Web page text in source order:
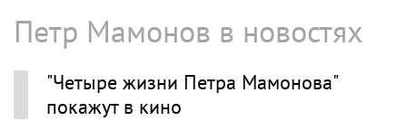
Петр Мамонов в новостях
"Четыре жизни Петра Мамонова"
покажут в кино